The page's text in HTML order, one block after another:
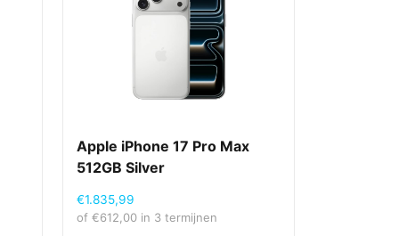
Apple iPhone 17 Pro Max
512GB Silver
€1.835,99
of€612,00 in 3 termijnen